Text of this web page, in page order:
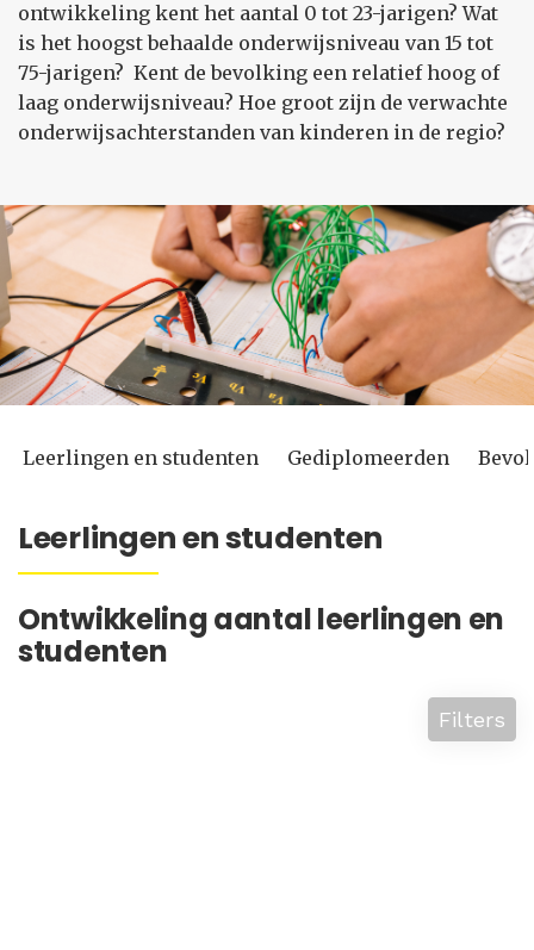
ontwikkeling kent het aantal 0 tot 23-jarigen? Wat
is het hoogst behaalde onderwijsniveau van 15 tot
75-jarigen? Kent de bevolking een relatief hoog of
laag onderwijsniveau? Hoe groot zijn de verwachte
onderwijsachterstanden van kinderen in de regio?
Leerlingen en studenten Gediplomeerden
Leerlingen en studenten
Ontwikkeling aantal leerlingen en
studenten
Filters